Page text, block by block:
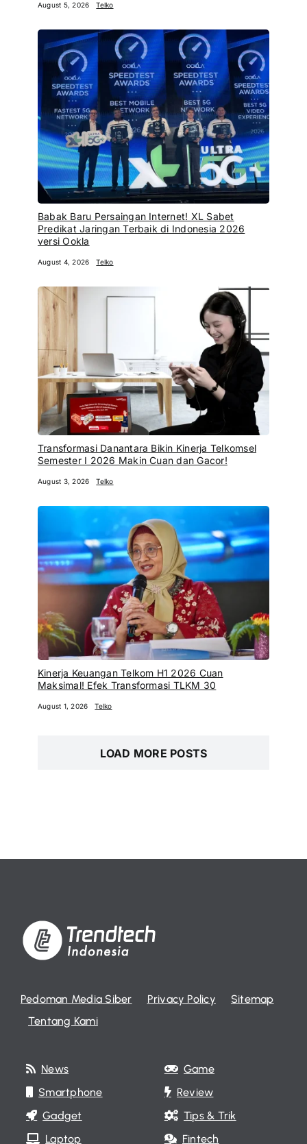
August 5, 2026 Telko
Babak Baru Persaingan Internet! XL Sabet
Predikat Jaringan Terbaik di Indonesia 2026
versi Ookla
August 4, 2026 Telko
Transformasi Danantara Bikin Kinerja Telkomsel
Semester I 2026 Makin Cuan dan Gacor!
August 3, 2026 Telko
Kinerja Keuangan Telkom H1 2026 Cuan
Maksimal! Efek Transformasi TLKM 30
August 1, 2026 Telko
LOAD MORE POSTS
Pedoman Media Siber Privacy Policy
Sitemap
Tentang Kami
News
Smartphone
Gadget
Laptop
Game
Review
Tips & Trik
Fintech